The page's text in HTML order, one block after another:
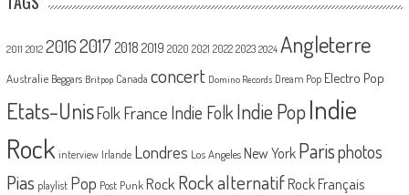
2011 2012 20162017 2018 2019 2020 2021 2022 2023 2024 Angleterre
Australie Beggars Britpop Canada concert Domino Records Dream Pop Electro Pop
Etats-UnisFolk France Indie Folk Indie PopIndie
Rock interview Irlande Londres Los Angeles New York Parisphotos
Pias playlist Pop Post Punk Rock Rock alternatif Rock Français